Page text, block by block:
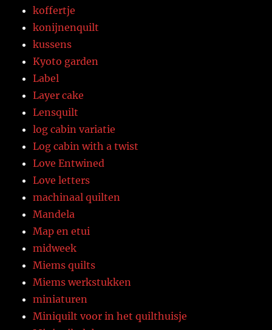
koffertje
konijnenquilt
kussens
Kyoto garden
Label
Layer cake
Lensquilt
log cabin variatie
Log cabin with a twist
Love Entwined
Love letters
machinaal quilten
Mandela
Map en etui
midweek
Miems quilts
Miems werkstukken
miniaturen
Miniquilt voor in het quilthuisje